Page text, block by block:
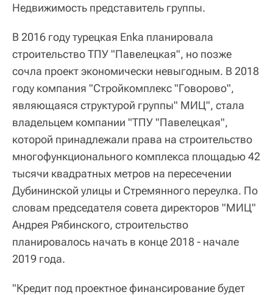
Недвижимость представитель группы.
В 2016 году турецкая Enka планировала
строительство ТПУ "Павелецкая", но позже
сочла проект экономически невыгодным. В 2018
году компания "Стройкомплекс "Говорово",
являющаяся структурой группы" МИЦ", стала
владельцем компании "ТПУ "Павелецкая",
которой принадлежали права на строительство
многофункционального комплекса площадью 42
тысячи квадратных метров на пересечении
Дубининской улицы и Стремянного переулка. По
словам председателя совета директоров "МИЦ"
Андрея Рябинского, строительство
планировалось начать в конце 2018 - начале
2019 года.
"Кредит под проектное финансирование будет